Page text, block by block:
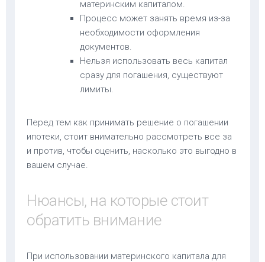
материнским капиталом.
Процесс может занять время из-за
необходимости оформления
документов.
Нельзя использовать весь капитал
сразу для погашения, существуют
лимиты.
Перед тем как принимать решение о погашении
ипотеки, стоит внимательно рассмотреть все за
и против, чтобы оценить, насколько это выгодно в
вашем случае.
Нюансы, на которые стоит
обратить внимание
При использовании материнского капитала для